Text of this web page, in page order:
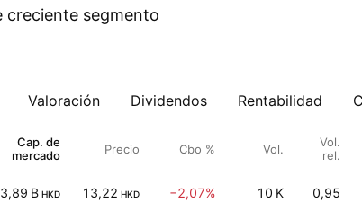
creciente segmento
Valoración Dividendos Rentabilidad
Cap. de
mercado
Precio Cbo % Vol.
Vol.
rel.
3,89 B HKD 13,22 HKD −2,07% 10 K 0,95